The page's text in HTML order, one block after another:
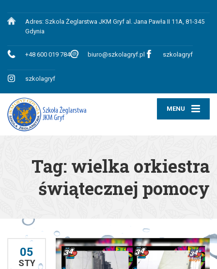
Adres: Szkola Żeglarstwa JKM Gryf al. Jana Pawła II 11A, 81-345
Gdynia
+48 600 019 784 biuro@szkolagryf.pl szkolagryf
szkolagryf
MENU
Tag: wielka orkiestra
świątecznej pomocy
05
STY